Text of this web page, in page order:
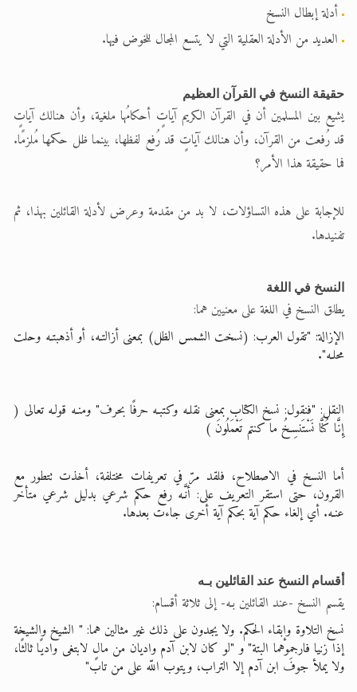
أدلة إبطال النسخ
العديد من الأدلة العقلية التي لا يتسع المجال للخوض فيها.
حقيقة النسخ في القرآن العظيم
يشيع بين المسلمين أن في القرآن الكريم آياتٍ أحكامُها ملغية، وأن هنالك آياتٍ
قد رُفعت من القرآن، وأن هنالك آياتٍ قد رُفع لفظها، بينما ظل حكمها مُلزمًا.
فما حقيقة هذا الأمر؟
للإجابة على هذه التساؤلات، لا بد من مقدمة وعرض لأدلة القائلين بهذا، ثم
تفنيدها.
النسخ في اللغة
يطلق النسخ في اللغة على معنيين هما:
الإزالة: "تقول العرب: (نسخت الشمس الظل) بمعنى أزالتـه، أو أذهبتـه وحلت
محلـه".
النقل: "فنقول: نسخ الكتاب بمعنى نقلـه وكتبـه حرفًا بحرف" ومنـه قولـه تعالى (
إِنَّا كُنَّا نَسْتَنسِخُ ما كنتم تَعْمَلُونَ )
أما النسخ في الاصطلاح، فلقد مرّ في تعريفات مختلفة، أخذت تتطور مع
القرون، حتى استقر التعريف على: أنَّـه رفع حكم شرعي بدليل شرعي متأخر
عنـه. أي إلغاء حكم آية بحكم آية أخرى جاءت بعدها.
أقسام النسخ عند القائلين بـه
يقسم النسخ -عند القائلين بـه- إلى ثلاثة أقسام:
نسخ التلاوة وإبقاء الحكم. ولا يجدون على ذلك غير مثالين هما: " الشيخ والشيخة
إذا زنيا فارجموهما البتة" و "لو كان لابن آدم واديان من مالٍ لابتغى واديًا ثالثًا،
ولا يملأ جوفَ ابن آدم إلا التراب، ويتوب اللّه على من تاب"